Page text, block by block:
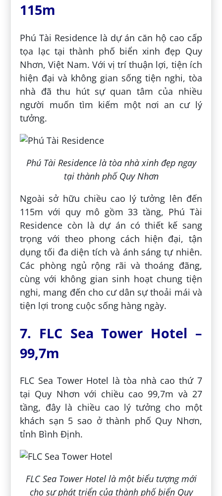
115m
Phú Tài Residence là dự án căn hộ cao cấp
tọa lạc tại thành phố biển xinh đẹp Quy
Nhơn, Việt Nam. Với vị trí thuận lợi, tiện ích
hiện đại và không gian sống tiện nghi, tòa
nhà đã thu hút sự quan tâm của nhiều
người muốn tìm kiếm một nơi an cư lý
tưởng.
Phú Tài Residence là tòa nhà xinh đẹp ngay
tại thành phố Quy Nhơn
Ngoài sở hữu chiều cao lý tưởng lên đến
115m với quy mô gồm 33 tầng, Phú Tài
Residence còn là dự án có thiết kế sang
trọng với theo phong cách hiện đại, tận
dụng tối đa diện tích và ánh sáng tự nhiên.
Các phòng ngủ rộng rãi và thoáng đãng,
cùng với không gian sinh hoạt chung tiện
nghi, mang đến cho cư dân sự thoải mái và
tiện lợi trong cuộc sống hàng ngày.
7. FLC Sea Tower Hotel –
99,7m
FLC Sea Tower Hotel là tòa nhà cao thứ 7
tại Quy Nhơn với chiều cao 99,7m và 27
tầng, đây là chiều cao lý tưởng cho một
khách sạn 5 sao ở thành phố Quy Nhơn,
tỉnh Bình Định.
FLC Sea Tower Hotel là một biểu tượng mới
cho sự phát triển của thành phố biển Quy